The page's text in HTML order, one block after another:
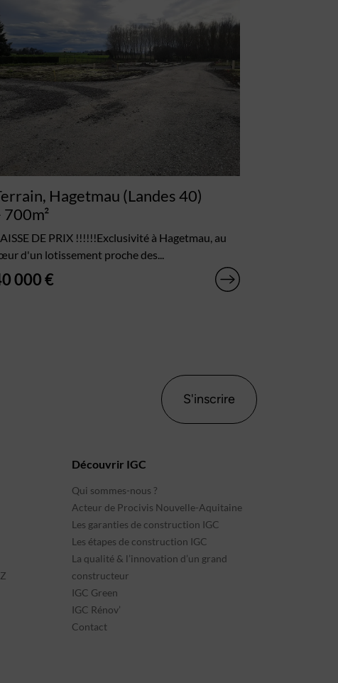
Hagetmau (Landes 40)
700m²
DE PRIX !!!!!!Exclusivité à Hagetmau, au
d'un lotissement proche des...
000 €
S'inscrire
Découvrir IGC
Qui sommes-nous ?
Acteur de Procivis Nouvelle-Aquitaine
Les garanties de construction IGC
Les étapes de construction IGC
La qualité & l’innovation d’un grand
constructeur
IGC Green
IGC Rénov’
Contact